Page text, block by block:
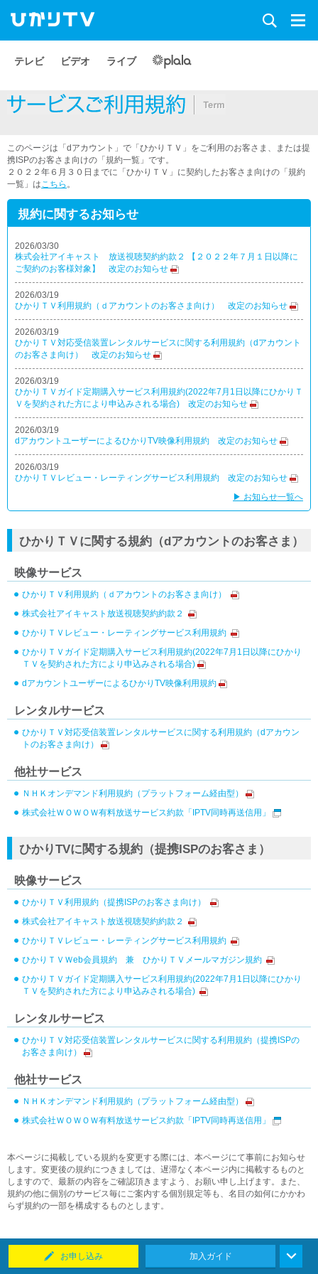
テレビ ビデオ ライブ
このページは「dアカウント」で「ひかりＴＶ」をご利用のお客さま、または提
携ISPのお客さま向けの「規約一覧」です。
２０２２年６月３０日までに「ひかりＴＶ」に契約したお客さま向けの「規約
一覧」はこちら 。
規約に関するお知らせ
2026/03/30
株式会社アイキャスト 放送視聴契約約款２ 【２０２２年７月１日以降に
ご契約のお客様対象】 改定のお知らせ
2026/03/19
ひかりＴＶ利用規約（ｄアカウントのお客さま向け） 改定のお知らせ
2026/03/19
ひかりＴＶ対応受信装置レンタルサービスに関する利用規約（dアカウント
のお客さま向け） 改定のお知らせ
2026/03/19
ひかりＴＶガイド定期購入サービス利用規約(2022年7月1日以降にひかりＴ
Ｖを契約された方により申込みされる場合) 改定のお知らせ
2026/03/19
dアカウントユーザーによるひかりTV映像利用規約 改定のお知らせ
2026/03/19
ひかりＴＶレビュー・レーティングサービス利用規約 改定のお知らせ
▶ お知らせ一覧へ
ひかりＴＶに関する規約（dアカウントのお客さま）
映像サービス
ひかりＴＶ利用規約（ｄアカウントのお客さま向け）
株式会社アイキャスト放送視聴契約約款２
ひかりＴＶレビュー・レーティングサービス利用規約
ひかりＴＶガイド定期購入サービス利用規約(2022年7月1日以降にひかり
ＴＶを契約された方により申込みされる場合)
dアカウントユーザーによるひかりTV映像利用規約
レンタルサービス
ひかりＴＶ対応受信装置レンタルサービスに関する利用規約（dアカウン
トのお客さま向け）
他社サービス
ＮＨＫオンデマンド利用規約（プラットフォーム経由型）
株式会社ＷＯＷＯＷ有料放送サービス約款「IPTV同時再送信用」
ひかりTVに関する規約（提携ISPのお客さま）
映像サービス
ひかりＴＶ利用規約（提携ISPのお客さま向け）
株式会社アイキャスト放送視聴契約約款２
ひかりＴＶレビュー・レーティングサービス利用規約
ひかりＴＶＷeb会員規約 兼 ひかりＴＶメールマガジン規約
ひかりＴＶガイド定期購入サービス利用規約(2022年7月1日以降にひかり
ＴＶを契約された方により申込みされる場合)
レンタルサービス
ひかりＴＶ対応受信装置レンタルサービスに関する利用規約（提携ISPの
お客さま向け）
他社サービス
ＮＨＫオンデマンド利用規約（プラットフォーム経由型）
株式会社ＷＯＷＯＷ有料放送サービス約款「IPTV同時再送信用」
本ページに掲載している規約を変更する際には、本ページにて事前にお知らせ
します。変更後の規約につきましては、遅滞なく本ページ内に掲載するものと
しますので、最新の内容をご確認頂きますよう、お願い申し上げます。また、
規約の他に個別のサービス毎にご案内する個別規定等も、名目の如何にかかわ
らず規約の一部を構成するものとします。
お申し込み 加入ガイド